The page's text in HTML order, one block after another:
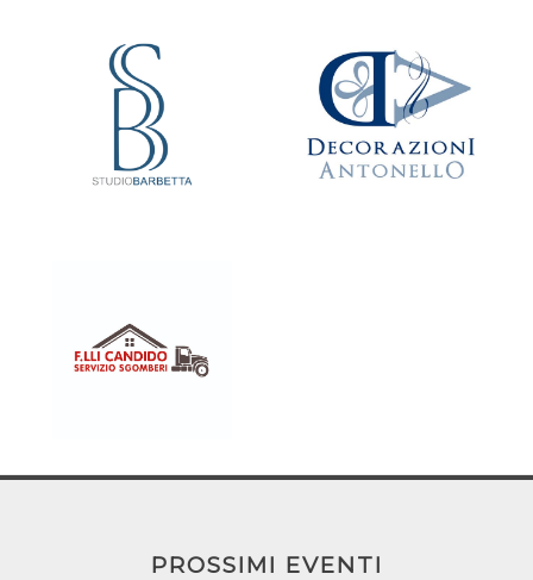
PROSSIMI EVENTI